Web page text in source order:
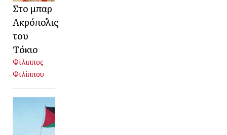
Στο μπαρ
Ακρόπολις
του
Τόκιο
Φίλιππος
Φιλίππου